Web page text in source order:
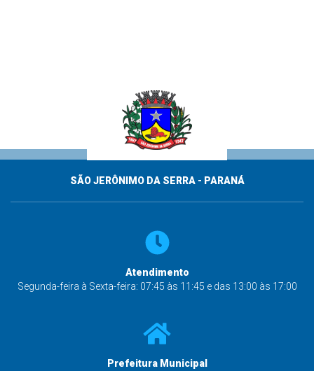
SÃO JERÔNIMO DA SERRA - PARANÁ
Atendimento
Segunda-feira à Sexta-feira: 07:45 às 11:45 e das 13:00 às 17:00
Prefeitura Municipal